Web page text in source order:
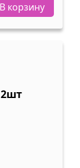
В корзину